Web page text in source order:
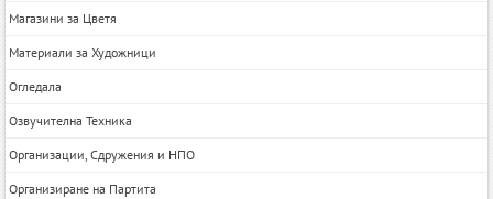
Магазини за Цветя
Материали за Художници
Огледала
Озвучителна Техника
Организации, Сдружения и НПО
Организиране на Партита